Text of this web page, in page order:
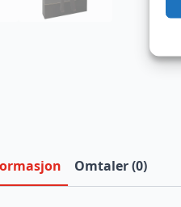
Omtaler (0)